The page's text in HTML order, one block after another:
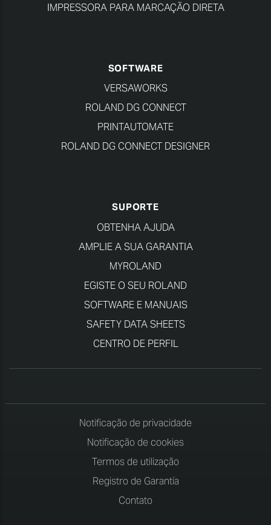
IMPRESSORA PARA MARCAÇÃO DIRETA
SOFTWARE
VERSAWORKS
ROLAND DG CONNECT
PRINTAUTOMATE
ROLAND DG CONNECT DESIGNER
SUPORTE
OBTENHA AJUDA
AMPLIE A SUA GARANTIA
MYROLAND
EGISTE O SEU ROLAND
SOFTWARE E MANUAIS
SAFETY DATA SHEETS
CENTRO DE PERFIL
Notificação de privacidade
Notificação de cookies
Termos de utilização
Registro de Garantía
Contato